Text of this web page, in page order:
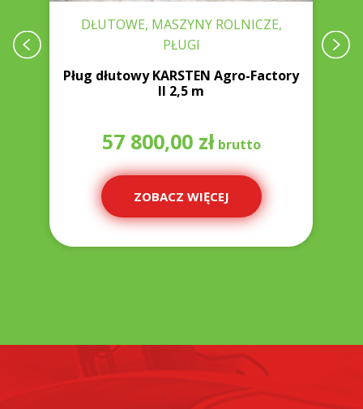
DŁUTOWE, MASZYNY ROLNICZE,
PŁUGI
Pług dłutowy KARSTEN Agro-Factory
II 2,5 m
57 800,00 zł
ZOBACZ WIĘCEJ